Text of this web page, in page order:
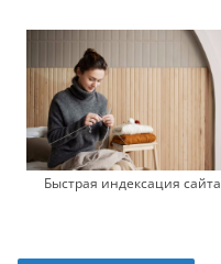
Быстрая индексация сайта